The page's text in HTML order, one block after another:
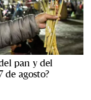
pan y del
de agosto?